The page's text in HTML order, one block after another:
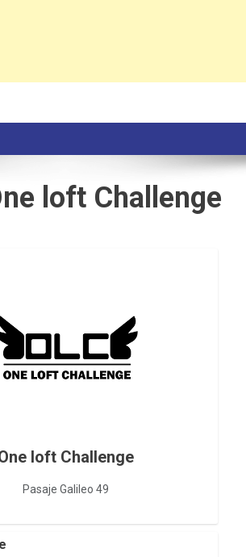
loft Challenge
loft Challenge
Pasaje Galileo 49